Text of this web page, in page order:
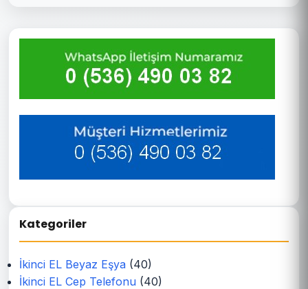
Kategoriler
İkinci EL Beyaz Eşya (40)
İkinci EL Cep Telefonu (40)